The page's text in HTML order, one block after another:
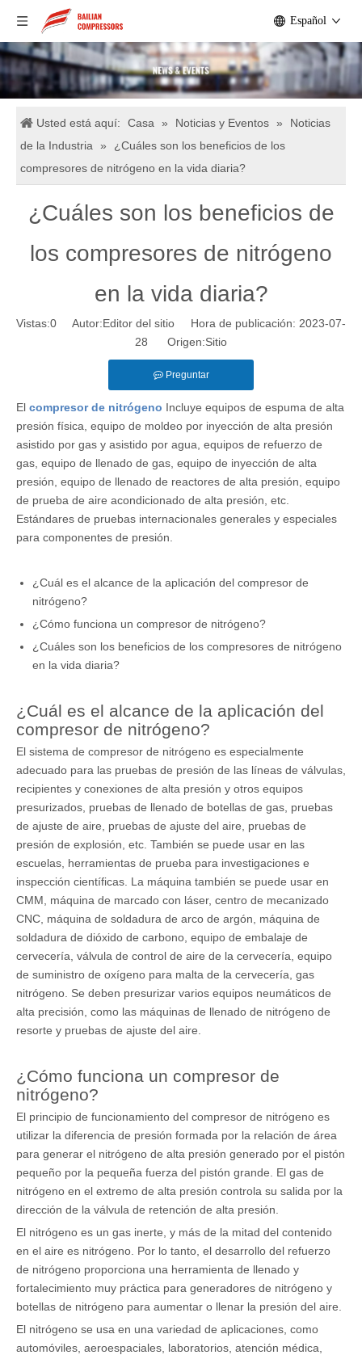
Español
Usted está aquí: Casa » Noticias y Eventos »
Noticias
de la Industria
»
¿Cuáles son los beneficios de los
compresores de nitrógeno en la vida diaria?
¿Cuáles son los beneficios de
los compresores de nitrógeno
en la vida diaria?
Vistas:0 Autor:Editor del sitio Hora de publicación: 2023-07-
28 Origen:Sitio
Preguntar
El compresor de nitrógeno Incluye equipos de espuma de alta
presión física, equipo de moldeo por inyección de alta presión
asistido por gas y asistido por agua, equipos de refuerzo de
gas, equipo de llenado de gas, equipo de inyección de alta
presión, equipo de llenado de reactores de alta presión, equipo
de prueba de aire acondicionado de alta presión, etc.
Estándares de pruebas internacionales generales y especiales
para componentes de presión.
¿Cuál es el alcance de la aplicación del compresor de
nitrógeno?
¿Cómo funciona un compresor de nitrógeno?
¿Cuáles son los beneficios de los compresores de nitrógeno
en la vida diaria?
¿Cuál es el alcance de la aplicación del
compresor de nitrógeno?
El sistema de compresor de nitrógeno es especialmente
adecuado para las pruebas de presión de las líneas de válvulas,
recipientes y conexiones de alta presión y otros equipos
presurizados, pruebas de llenado de botellas de gas, pruebas
de ajuste de aire, pruebas de ajuste del aire, pruebas de
presión de explosión, etc. También se puede usar en las
escuelas, herramientas de prueba para investigaciones e
inspección científicas. La máquina también se puede usar en
CMM, máquina de marcado con láser, centro de mecanizado
CNC, máquina de soldadura de arco de argón, máquina de
soldadura de dióxido de carbono, equipo de embalaje de
cervecería, válvula de control de aire de la cervecería, equipo
de suministro de oxígeno para malta de la cervecería, gas
nitrógeno. Se deben presurizar varios equipos neumáticos de
alta precisión, como las máquinas de llenado de nitrógeno de
resorte y pruebas de ajuste del aire.
¿Cómo funciona un compresor de
nitrógeno?
El principio de funcionamiento del compresor de nitrógeno es
utilizar la diferencia de presión formada por la relación de área
para generar el nitrógeno de alta presión generado por el pistón
pequeño por la pequeña fuerza del pistón grande. El gas de
nitrógeno en el extremo de alta presión controla su salida por la
dirección de la válvula de retención de alta presión.
El nitrógeno es un gas inerte, y más de la mitad del contenido
en el aire es nitrógeno. Por lo tanto, el desarrollo del refuerzo
de nitrógeno proporciona una herramienta de llenado y
fortalecimiento muy práctica para generadores de nitrógeno y
botellas de nitrógeno para aumentar o llenar la presión del aire.
El nitrógeno se usa en una variedad de aplicaciones, como
automóviles, aeroespaciales, laboratorios, atención médica,